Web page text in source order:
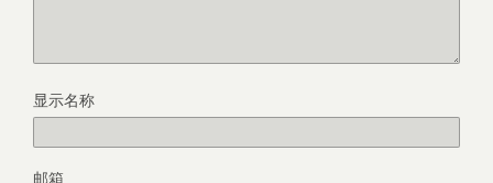
显示名称
邮箱